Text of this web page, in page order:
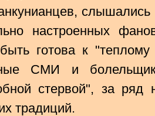
настроенных
готова к
СМИ и
стервой", за ряд
традиций.